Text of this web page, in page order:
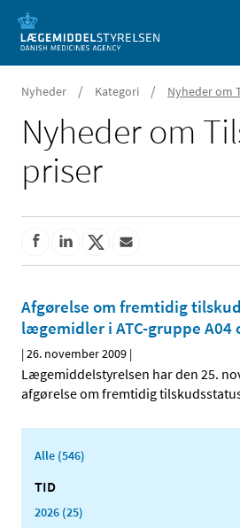
Nyheder / Kategori / Nyheder om
Nyheder om
priser
Afgørelse om fremtidig
lægemidler i ATC-gruppe A04
|26. november 2009 |
Lægemiddelstyrelsen har den 25.
afgørelse om fremtidig
Alle (546)
TID
2026 (25)